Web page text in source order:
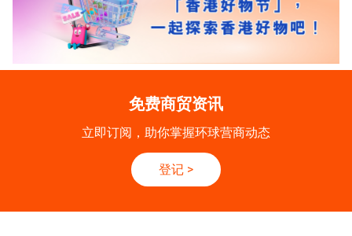
免费商贸资讯
立即订阅，助你掌握环球营商动态
登记 >